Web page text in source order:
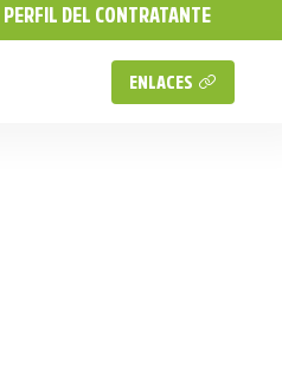
PERFIL DEL CONTRATANTE
ENLACES